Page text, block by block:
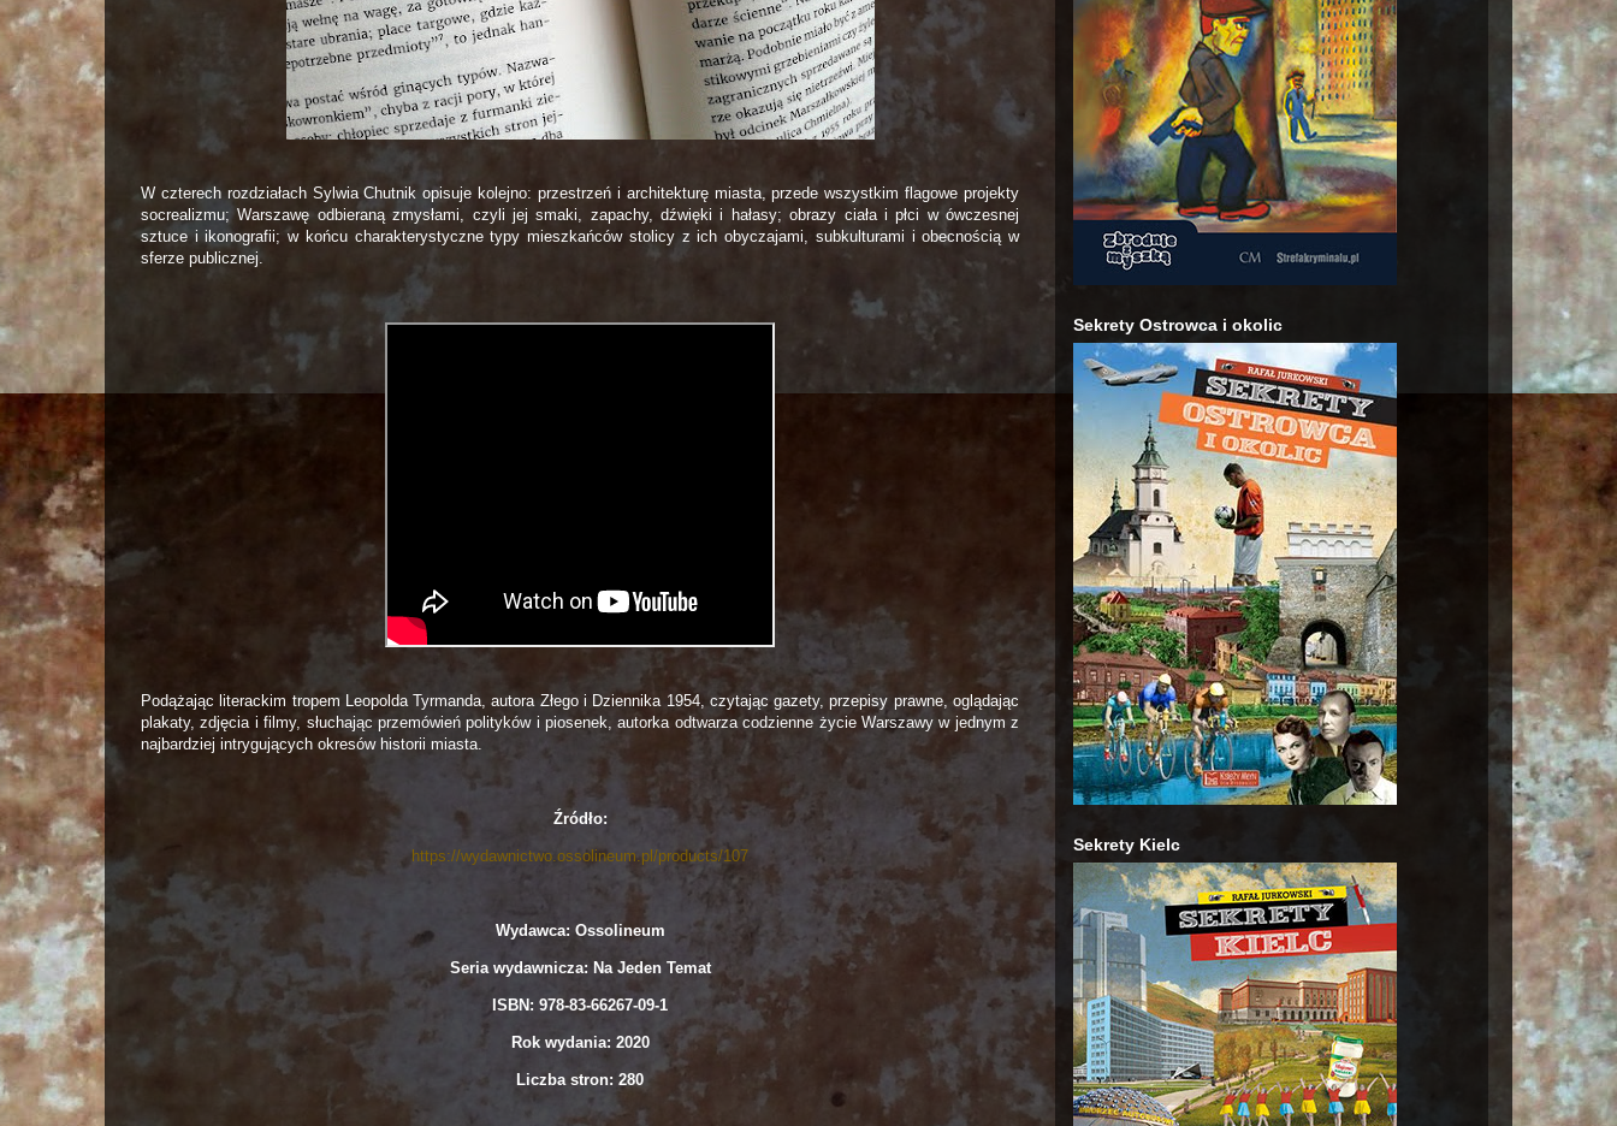
W czterech rozdziałach Sylwia Chutnik opisuje kolejno: przestrzeń i architekturę miasta, przede wszystkim flagowe projekty
socrealizmu; Warszawę odbieraną zmysłami, czyli jej smaki, zapachy, dźwięki i hałasy; obrazy ciała i płci w ówczesnej
sztuce i ikonografii; w końcu charakterystyczne typy mieszkańców stolicy z ich obyczajami, subkulturami i obecnością w
sferze publicznej.
Podążając literackim tropem Leopolda Tyrmanda, autora Złego i Dziennika 1954, czytając gazety, przepisy prawne, oglądając
plakaty, zdjęcia i filmy, słuchając przemówień polityków i piosenek, autorka odtwarza codzienne życie Warszawy w jednym z
najbardziej intrygujących okresów historii miasta.
Źródło:
https://wydawnictwo.ossolineum.pl/products/107
Wydawca: Ossolineum
Seria wydawnicza: Na Jeden Temat
ISBN: 978-83-66267-09-1
Rok wydania: 2020
Liczba stron: 280
Sekrety Ostrowca i okolic
Sekrety Kielc